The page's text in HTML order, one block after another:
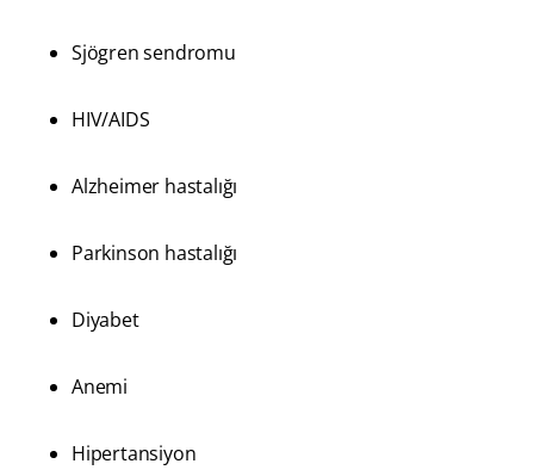
Sjögren sendromu
HIV/AIDS
Alzheimer hastalığı
Parkinson hastalığı
Diyabet
Anemi
Hipertansiyon